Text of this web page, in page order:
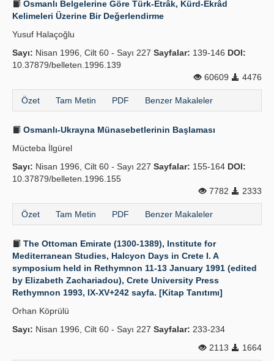
Osmanlı Belgelerine Göre Türk-Etrâk, Kürd-Ekrâd
Kelimeleri Üzerine Bir Değerlendirme
Yusuf Halaçoğlu
Sayı: Nisan 1996, Cilt 60 - Sayı 227 Sayfalar: 139-146 DOI:
10.37879/belleten.1996.139
60609
4476
Özet Tam Metin PDF Benzer Makaleler
Osmanlı-Ukrayna Münasebetlerinin Başlaması
Mücteba İlgürel
Sayı: Nisan 1996, Cilt 60 - Sayı 227 Sayfalar: 155-164 DOI:
10.37879/belleten.1996.155
7782
2333
Özet Tam Metin PDF Benzer Makaleler
The Ottoman Emirate (1300-1389), Institute for
Mediterranean Studies, Halcyon Days in Crete I. A
symposium held in Rethymnon 11-13 January 1991 (edited
by Elizabeth Zachariadou), Crete University Press
Rethymnon 1993, IX-XV+242 sayfa. [Kitap Tanıtımı]
Orhan Köprülü
Sayı: Nisan 1996, Cilt 60 - Sayı 227 Sayfalar: 233-234
2113
1664